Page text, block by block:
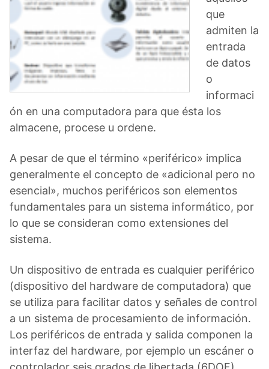
que
admiten la
entrada
de datos
o
informaci
ón en una computadora para que ésta los
almacene, procese u ordene.
A pesar de que el término «periférico» implica
generalmente el concepto de «adicional pero no
esencial», muchos periféricos son elementos
fundamentales para un sistema informático, por
lo que se consideran como extensiones del
sistema.
Un dispositivo de entrada es cualquier periférico
(dispositivo del hardware de computadora) que
se utiliza para facilitar datos y señales de control
a un sistema de procesamiento de información.
Los periféricos de entrada y salida componen la
interfaz del hardware, por ejemplo un escáner o